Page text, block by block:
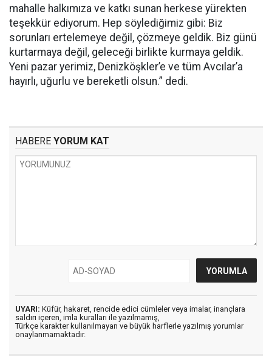
mahalle halkımıza ve katkı sunan herkese yürekten
teşekkür ediyorum. Hep söylediğimiz gibi: Biz
sorunları ertelemeye değil, çözmeye geldik. Biz günü
kurtarmaya değil, geleceği birlikte kurmaya geldik.
Yeni pazar yerimiz, Denizköşkler’e ve tüm Avcılar’a
hayırlı, uğurlu ve bereketli olsun.” dedi.
HABERE YORUM KAT
UYARI: Küfür, hakaret, rencide edici cümleler veya imalar, inançlara
saldırı içeren, imla kuralları ile yazılmamış,
Türkçe karakter kullanılmayan ve büyük harflerle yazılmış yorumlar
onaylanmamaktadır.